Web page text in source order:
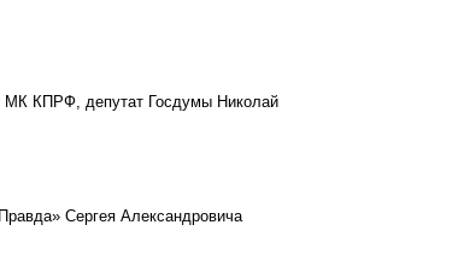
МК КПРФ, депутат Госдумы Николай
Сергея Александровича